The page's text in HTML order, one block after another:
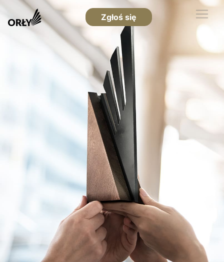
Zgłoś się